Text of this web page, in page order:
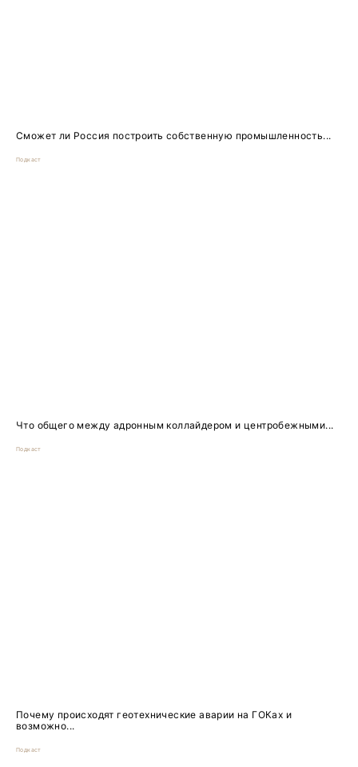
Сможет ли Россия построить собственную промышленность...
Подкаст
Что общего между адронным коллайдером и центробежными...
Подкаст
Почему происходят геотехнические аварии на ГОКах и
возможно...
Подкаст